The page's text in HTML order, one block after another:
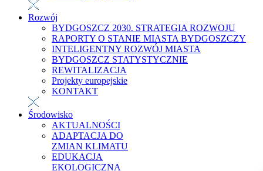
Rozwój
BYDGOSZCZ 2030. STRATEGIA ROZWOJU
RAPORTY O STANIE MIASTA BYDGOSZCZY
INTELIGENTNY ROZWÓJ MIASTA
BYDGOSZCZ STATYSTYCZNIE
REWITALIZACJA
Projekty europejskie
KONTAKT
Środowisko
AKTUALNOŚCI
ADAPTACJA DO
ZMIAN KLIMATU
EDUKACJA
EKOLOGICZNA